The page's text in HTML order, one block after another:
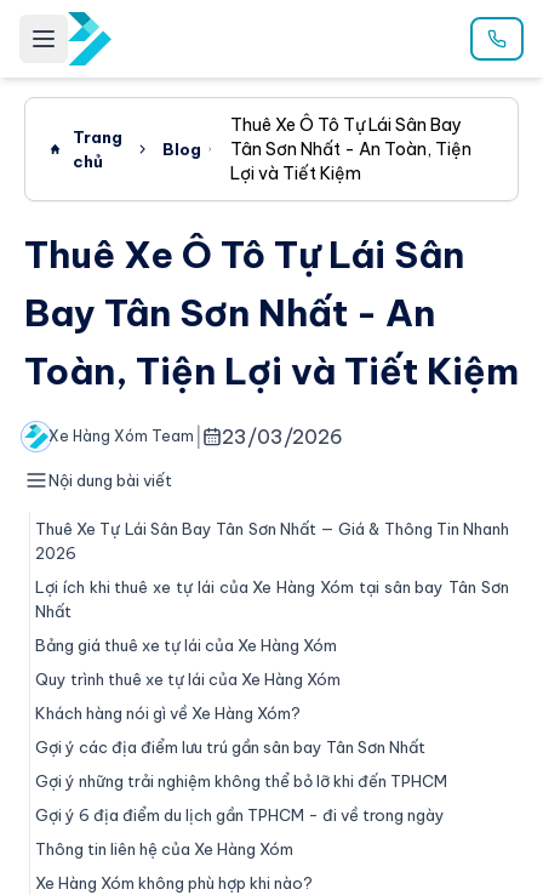
Trang
chủ
Blog
Thuê Xe Ô Tô Tự Lái Sân Bay
Tân Sơn Nhất - An Toàn, Tiện
Lợi và Tiết Kiệm
Thuê Xe Ô Tô Tự Lái Sân
Bay Tân Sơn Nhất - An
Toàn, Tiện Lợi và Tiết Kiệm
Xe Hàng Xóm Team 23/03/2026
Nội dung bài viết
Thuê Xe Tự Lái Sân Bay Tân Sơn Nhất — Giá & Thông Tin Nhanh
2026
Lợi ích khi thuê xe tự lái của Xe Hàng Xóm tại sân bay Tân Sơn
Nhất
Bảng giá thuê xe tự lái của Xe Hàng Xóm
Quy trình thuê xe tự lái của Xe Hàng Xóm
Khách hàng nói gì về Xe Hàng Xóm?
Gợi ý các địa điểm lưu trú gần sân bay Tân Sơn Nhất
Gợi ý những trải nghiệm không thể bỏ lỡ khi đến TPHCM
Gợi ý 6 địa điểm du lịch gần TPHCM - đi về trong ngày
Thông tin liên hệ của Xe Hàng Xóm
Xe Hàng Xóm không phù hợp khi nào?